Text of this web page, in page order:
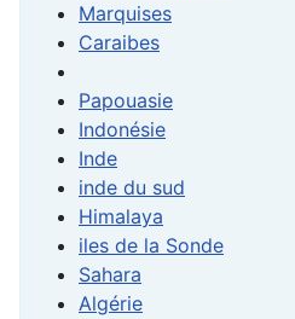
Marquises
Caraibes
Papouasie
Indonésie
Inde
inde du sud
Himalaya
iles de la Sonde
Sahara
Algérie